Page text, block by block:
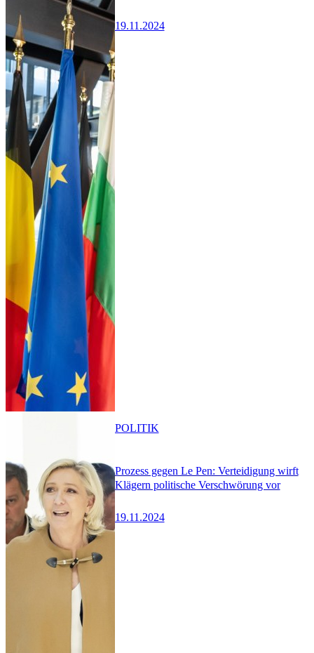
19.11.2024
Prozess gegen Le Pen: Verteidigung wirft
Klägern politische Verschwörung vor
19.11.2024
POLITIK